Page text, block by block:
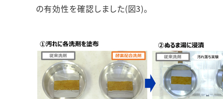
の有効性を確認しました(図3)。